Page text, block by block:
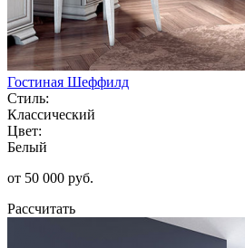
Гостиная Шеффилд
Стиль:
Классический
Цвет:
Белый
от 50 000 руб.
Рассчитать